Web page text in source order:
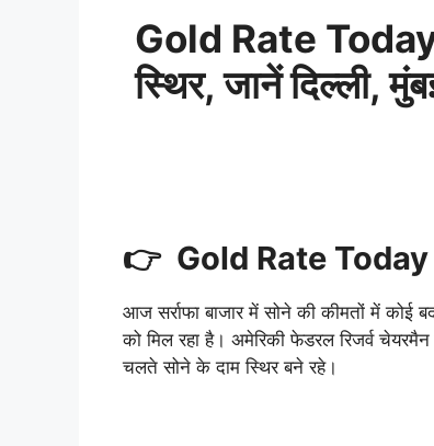
Gold Rate Today
स्थिर, जानें दिल्ली,
👉 Gold Rate Today
आज सर्राफा बाजार में सोने की कीमतों में कोई
को मिल रहा है। अमेरिकी फेडरल रिजर्व
चलते सोने के दाम स्थिर बने रहे।